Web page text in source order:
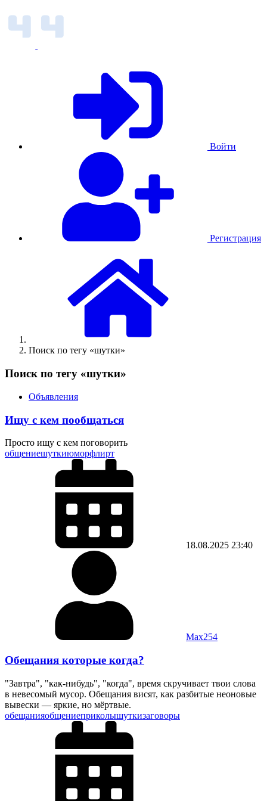
Войти
Регистрация
Поиск по тегу «шутки»
Поиск по тегу «шутки»
Объявления
Ищу с кем пообщаться
Просто ищу с кем поговорить
общениешуткиюморфлирт
18.08.2025 23:40
Max254
Обещания которые когда?
"Завтра", "как-нибудь", "когда", время скручивает твои слова
в невесомый мусор. Обещания висят, как разбитые неоновые
вывески — яркие, но мёртвые.
обещанияобщениеприколышуткизаговоры